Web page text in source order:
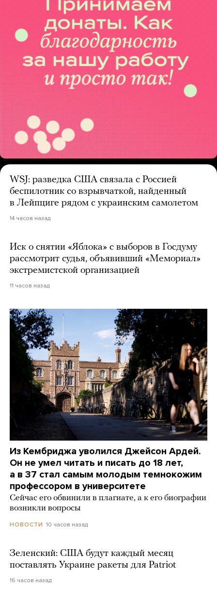
WSJ: разведка США связала с Россией
беспилотник со взрывчаткой, найденный
в Лейпциге рядом с украинским самолетом
14 часов назад
Иск о снятии «Яблока» с выборов в Госдуму
рассмотрит судья, объявивший «Мемориал»
экстремистской организацией
11 часов назад
Из Кембриджа уволился Джейсон Ардей.
Он не умел читать и писать до 18 лет,
а в 37 стал самым молодым темнокожим
профессором в университете
Сейчас его обвинили в плагиате, а к его биографии
возникли вопросы
НОВОСТИ 10 часов назад
Зеленский: США будут каждый месяц
поставлять Украине ракеты для Patriot
16 часов назад